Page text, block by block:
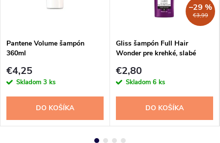
Pantene Volume šampón
360ml
€4,25
Skladom 3 ks
DO KOŠÍKA
€3,99
–29 %
Gliss šampón Full Hair
Wonder pre krehké, slabé
€2,80
Skladom 6 ks
DO KOŠÍKA